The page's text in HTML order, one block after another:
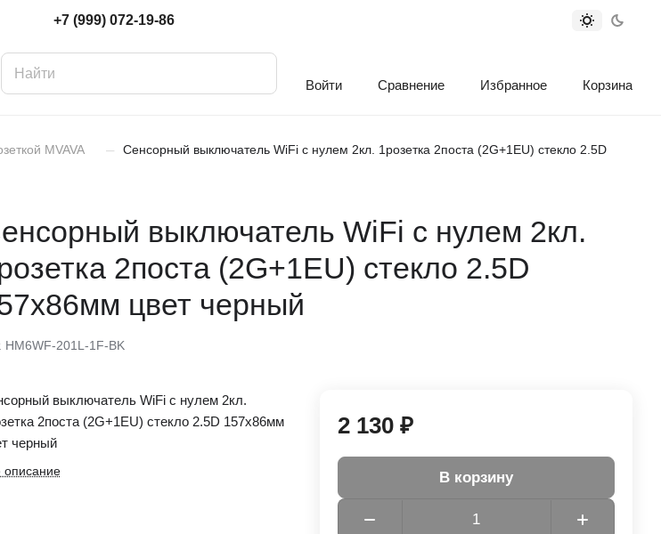
+7 (999) 072-19-86
Войти Сравнение Избранное Корзина
MVAVA –
Сенсорный выключатель WiFi с нулем 2кл. 1розетка 2поста (2G+1EU) стекло 2.5D
выключатель WiFi с нулем 2кл.
2поста (2G+1EU) стекло 2.5D
цвет черный
HM6WF-201L-1F-BK
выключатель WiFi с нулем 2кл.
2поста (2G+1EU) стекло 2.5D 157х86мм
черный
описание
2 130 ₽
В корзину